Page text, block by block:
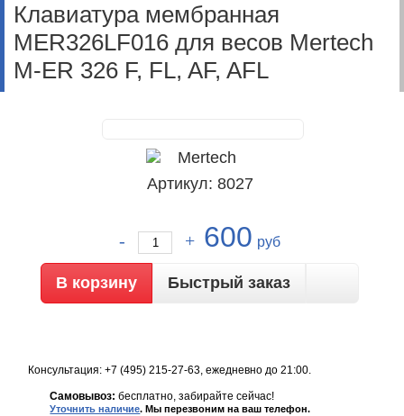
Клавиатура мембранная
MER326LF016 для весов Mertech
M-ER 326 F, FL, AF, AFL
Артикул: 8027
600 руб
Быстрый заказ
Консультация: +7 (495) 215-27-63, ежедневно до 21:00.
Самовывоз: бесплатно, забирайте сейчас!
Уточнить наличие. Мы перезвоним на ваш телефон.